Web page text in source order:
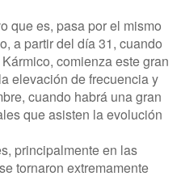
que es, pasa por el mismo
a partir del día 31, cuando
comienza este gran
elevación de frecuencia y
cuando habrá una gran
que asisten la evolución
principalmente en las
tornaron extremamente